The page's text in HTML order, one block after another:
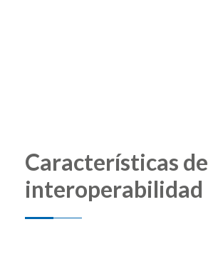
Características de
interoperabilidad